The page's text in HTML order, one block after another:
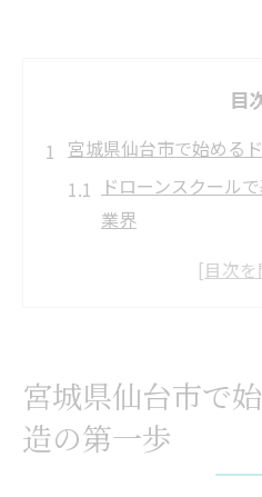
目
宮城県仙台市で始める
ドローンスクール
業界
未経験者も安心の
地元で人気のドロ
ドローンスクール活用
宮城県仙台市で
造の第一歩